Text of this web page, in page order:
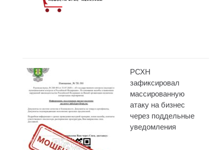
РСХН
зафиксировал
массированную
атаку на бизнес
через поддельные
уведомления